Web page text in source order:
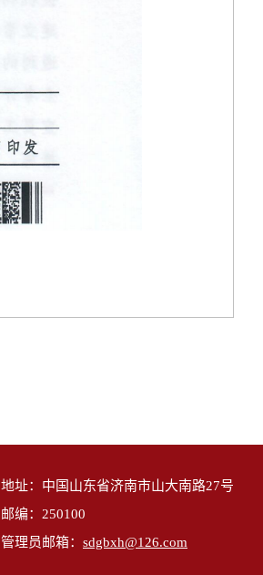
地址：中国山东省济南市山大南路27号
邮编：250100
管理员邮箱： sdgbxh@126.com